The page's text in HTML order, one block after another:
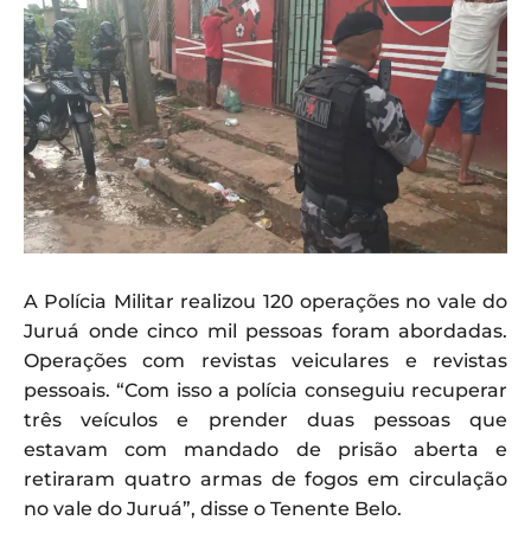
A Polícia Militar realizou 120 operações no vale do
Juruá onde cinco mil pessoas foram abordadas.
Operações com revistas veiculares e revistas
pessoais. “Com isso a polícia conseguiu recuperar
três veículos e prender duas pessoas que
estavam com mandado de prisão aberta e
retiraram quatro armas de fogos em circulação
no vale do Juruá”, disse o Tenente Belo.